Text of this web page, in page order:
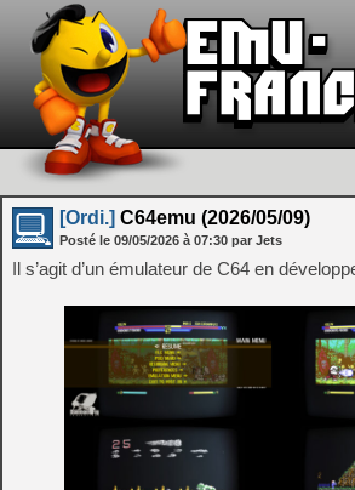
[Ordi.] C64emu (2026/05/09)
Posté le 09/05/2026 à 07:30 par Jets
Il s’agit d’un émulateur de C64 en